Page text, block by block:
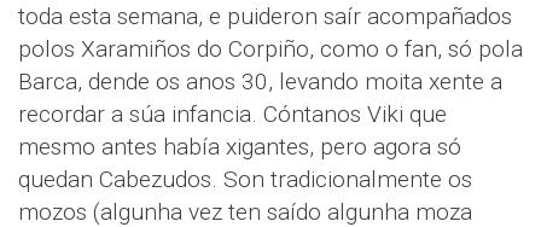
toda esta semana, e puideron saír acompañados
polos Xaramiños do Corpiño, como o fan, só pola
Barca, dende os anos 30, levando moita xente a
recordar a súa infancia. Cóntanos Viki que
mesmo antes había xigantes, pero agora só
quedan Cabezudos. Son tradicionalmente os
mozos (algunha vez ten saído algunha moza